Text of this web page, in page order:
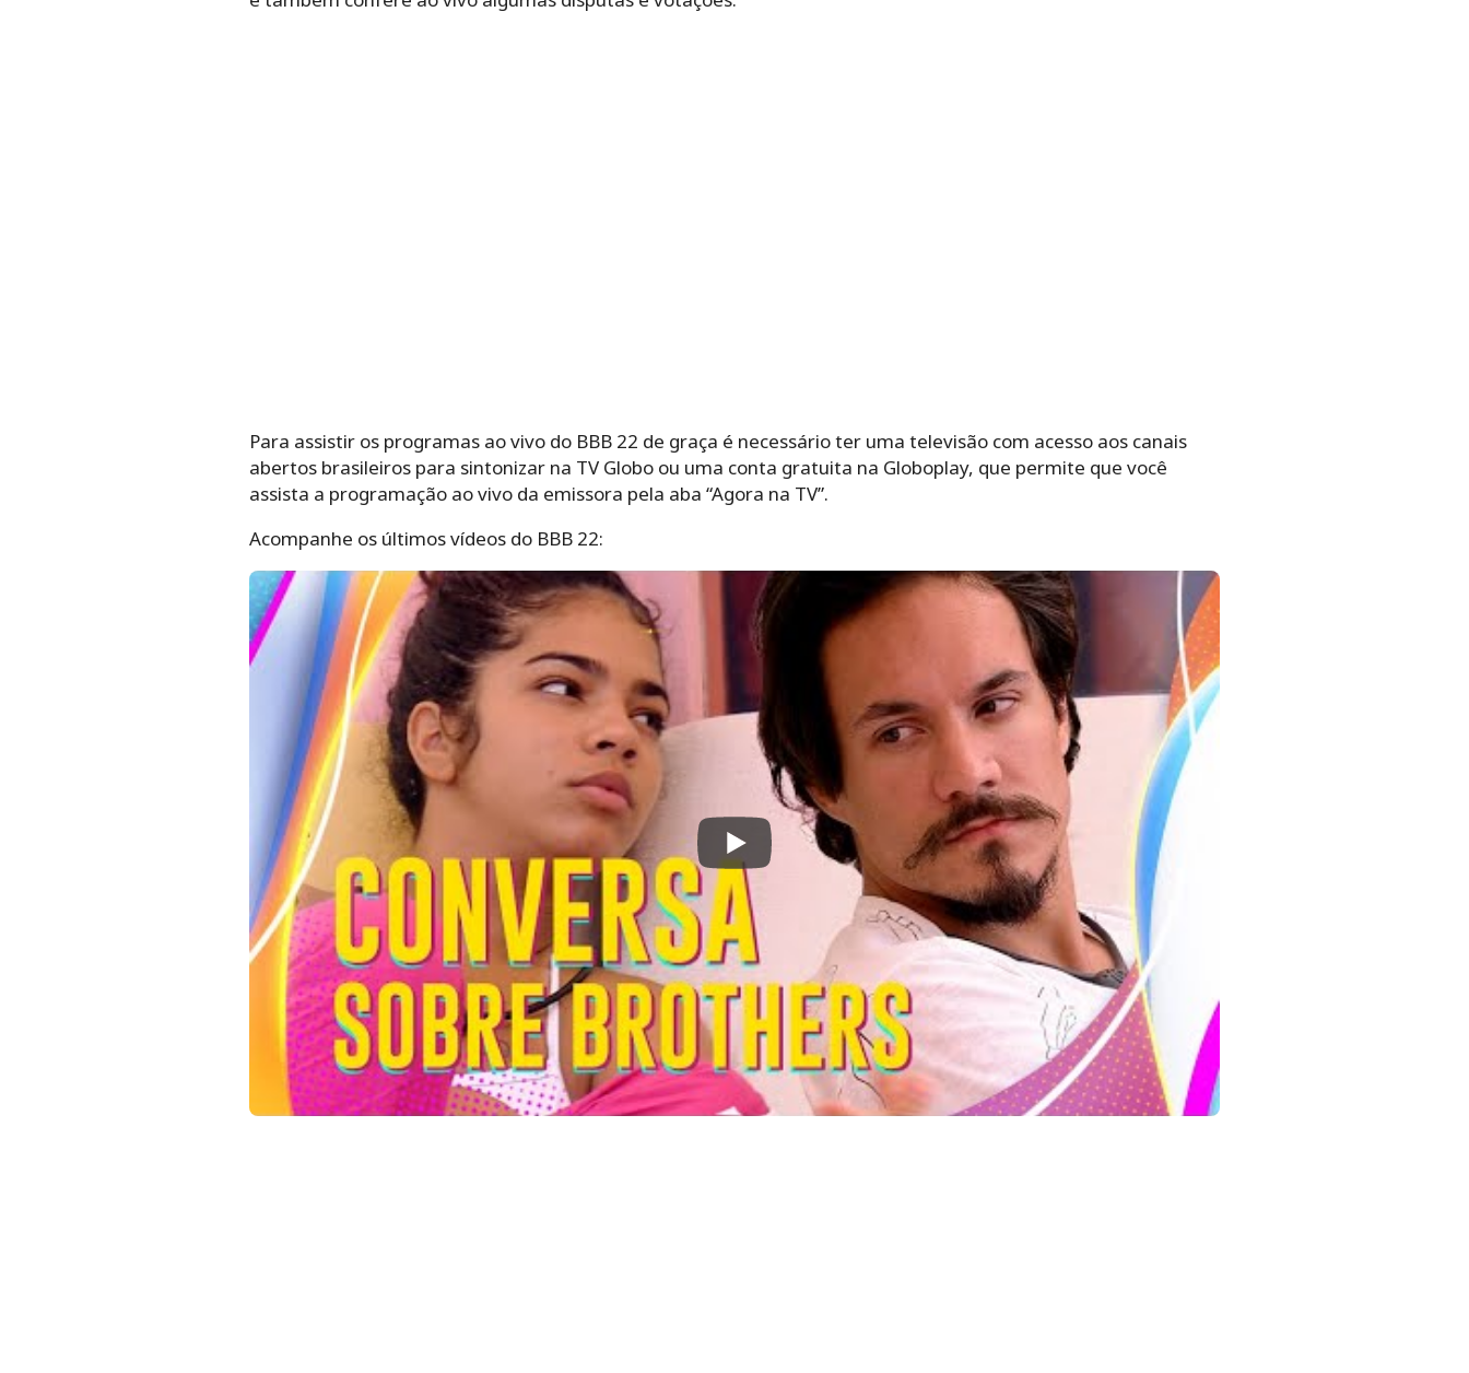
Para assistir os programas ao vivo do BBB 22 de graça é necessário ter uma televisão com acesso aos canais
abertos brasileiros para sintonizar na TV Globo ou uma conta gratuita na Globoplay, que permite que você
assista a programação ao vivo da emissora pela aba “Agora na TV”.
Acompanhe os últimos vídeos do BBB 22: